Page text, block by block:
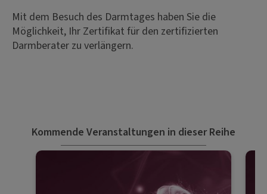
Mit dem Besuch des Darmtages haben Sie die
Möglichkeit, Ihr Zertifikat für den zertifizierten
Darmberater zu verlängern.
Kommende Veranstaltungen in dieser Reihe